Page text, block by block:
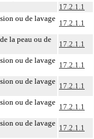
17.2.1.1
ou de lavage
17.2.1.1
la peau ou de
17.2.1.1
ou de lavage
17.2.1.1
ou de lavage
17.2.1.1
ou de lavage
17.2.1.1
ou de lavage
17.2.1.1